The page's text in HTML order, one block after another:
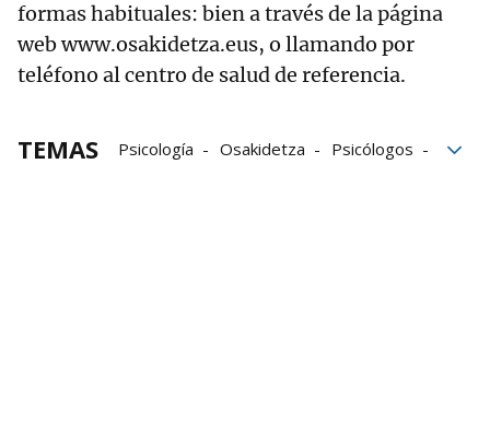
formas habituales: bien a través de la página
web www.osakidetza.eus, o llamando por
teléfono al centro de salud de referencia.
TEMAS Psicología Osakidetza
Psicólogos